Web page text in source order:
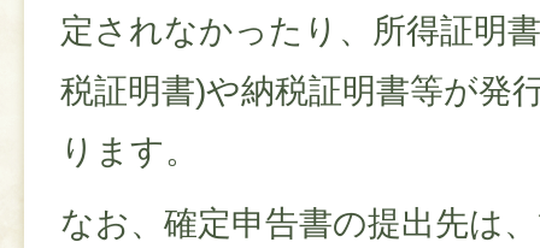
定されなかったり、所得証明
税証明書)や納税証明書等が発
ります。
なお、確定申告書の提出先は